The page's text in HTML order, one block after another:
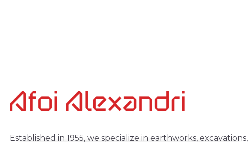
Established in 1955, we specialize in earthworks, excavations,